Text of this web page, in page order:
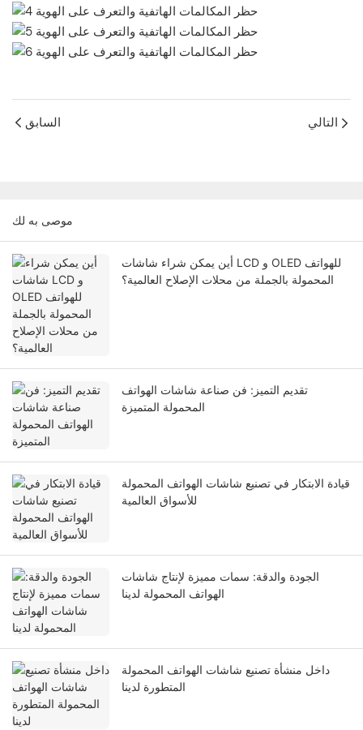
السابق التالي
موصى به لك
أين يمكن شراء شاشات LCD و OLED للهواتف
المحمولة بالجملة من محلات الإصلاح العالمية؟
تقديم التميز: فن صناعة شاشات الهواتف
المحمولة المتميزة
قيادة الابتكار في تصنيع شاشات الهواتف المحمولة
للأسواق العالمية
الجودة والدقة: سمات مميزة لإنتاج شاشات
الهواتف المحمولة لدينا
داخل منشأة تصنيع شاشات الهواتف المحمولة
المتطورة لدينا